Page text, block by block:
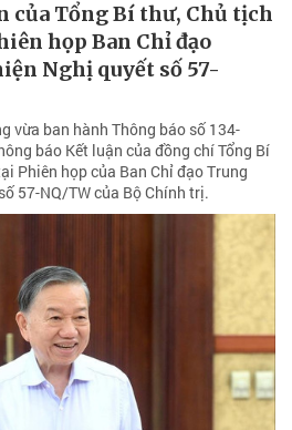
của Tổng Bí thư, Chủ tịch
họp Ban Chỉ đạo
Nghị quyết số 57-
vừa ban hành Thông báo số 134-
báo Kết luận của đồng chí Tổng Bí
Phiên họp của Ban Chỉ đạo Trung
57-NQ/TW của Bộ Chính trị.